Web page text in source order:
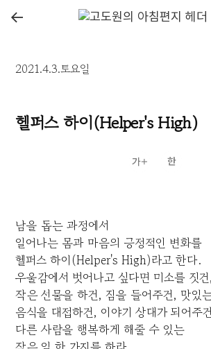
←
2021.4.3.토요일
헬퍼스 하이(Helper's High)
남을 돕는 과정에서
일어나는 몸과 마음의 긍정적인 변화를
헬퍼스 하이(Helper's High)라고 한다.
우울감에서 벗어나고 싶다면 미소를 짓건,
작은 선물을 하건, 짐을 들어주건, 맛있
음식을 대접하건, 이야기 상대가 되어주
다른 사람을 행복하게 해줄 수 있는